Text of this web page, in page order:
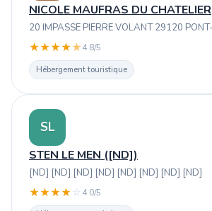
NICOLE MAUFRAS DU CHATELIER
20 IMPASSE PIERRE VOLANT 29120
★★★★★4.8/5
Hébergement touristique
SL
STEN LE MEN ([ND])
[ND] [ND] [ND] [ND] [ND] [ND] [ND] [ND]
★★★★ ☆ 4.0/5